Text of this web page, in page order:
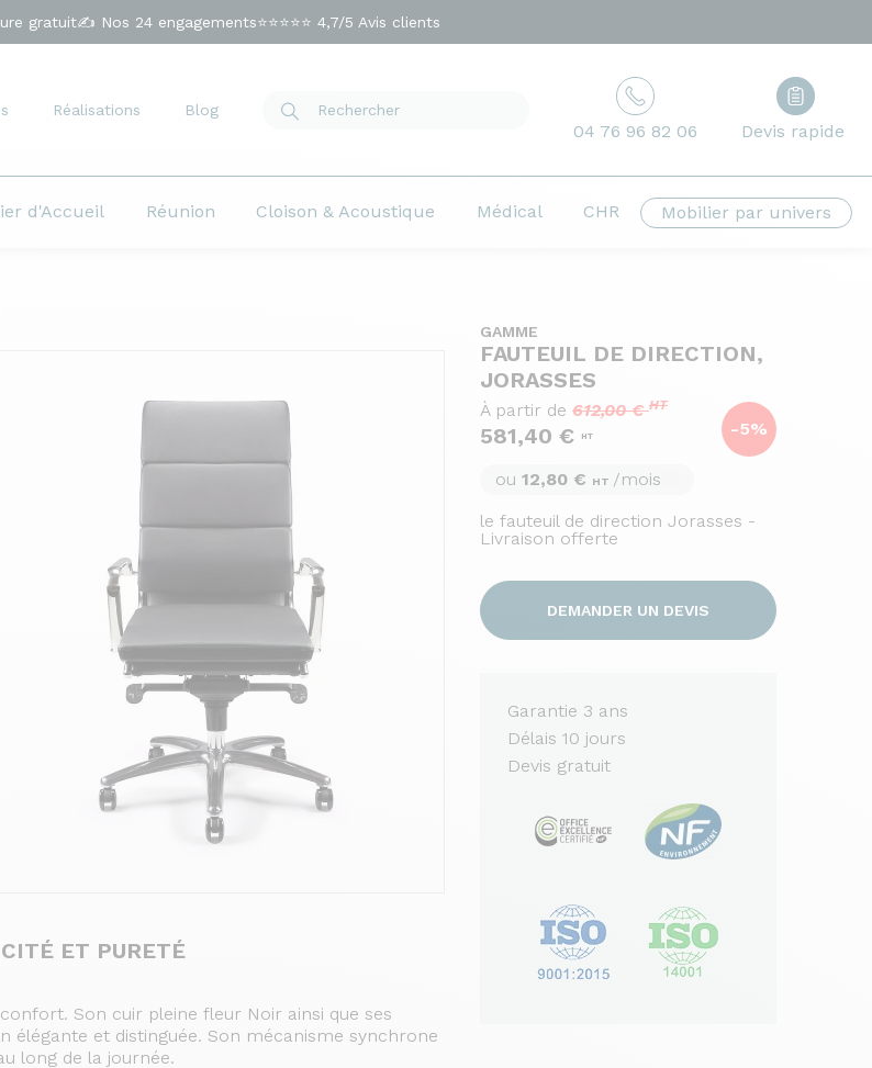
gratuit✍️ Nos 24 engagements⭐⭐⭐⭐⭐ 4,7/5 Avis clients
Réalisations Blog
04 76 96 82 06 Devis rapide
d'Accueil Réunion Cloison & Acoustique Médical CHR Mobilier par univers
GAMME
FAUTEUIL DE DIRECTION,
JORASSES
-5%
À partir de 612,00 €HT
581,40 € HT
ou 12,80 € HT /mois
le fauteuil de direction Jorasses -
Livraison offerte
DEMANDER UN DEVIS
Garantie 3 ans
Délais 10 jours
Devis gratuit
ET PURETÉ
Son cuir pleine fleur Noir ainsi que ses
et distinguée. Son mécanisme synchrone
long de la journée.